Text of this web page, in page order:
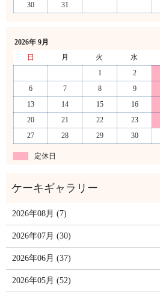
30
31
2026年 9月
日
月 火 水
1
2
6
7 8 9
13
14 15 16
20
21 22 23
27
28 29 30
定休日
2026年08月 (7)
2026年07月 (30)
2026年06月 (37)
2026年05月 (52)